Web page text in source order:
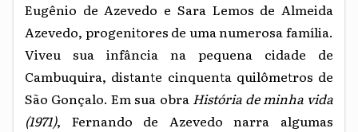
Eugênio de Azevedo e Sara Lemos de Almeida
Azevedo, progenitores de uma numerosa família.
Viveu sua infância na pequena cidade de
Cambuquira, distante cinquenta quilômetros de
São Gonçalo. Em sua obra História de minha vida
(1971), Fernando de Azevedo narra algumas